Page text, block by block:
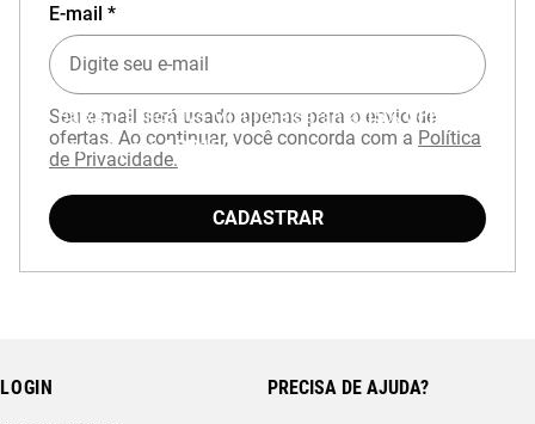
Baixe o aplicativo Mizuno e garanta 15% OFF
com cupomAPP15.
E-mail *
Seu e-mail será usado apenas para o envio de
ofertas. Ao continuar, você concorda com a Política
de Privacidade.
CADASTRAR
LOGIN
PRECISA DE AJUDA?